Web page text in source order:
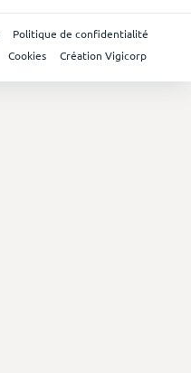
Politique de confidentialité
Cookies Création Vigicorp